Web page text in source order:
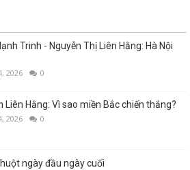
Trinh - Nguyễn Thị Liên Hằng: Hà Nội
2026 0
Liên Hằng: Vì sao miền Bắc chiến thắng?
2026 0
ngày đầu ngày cuối